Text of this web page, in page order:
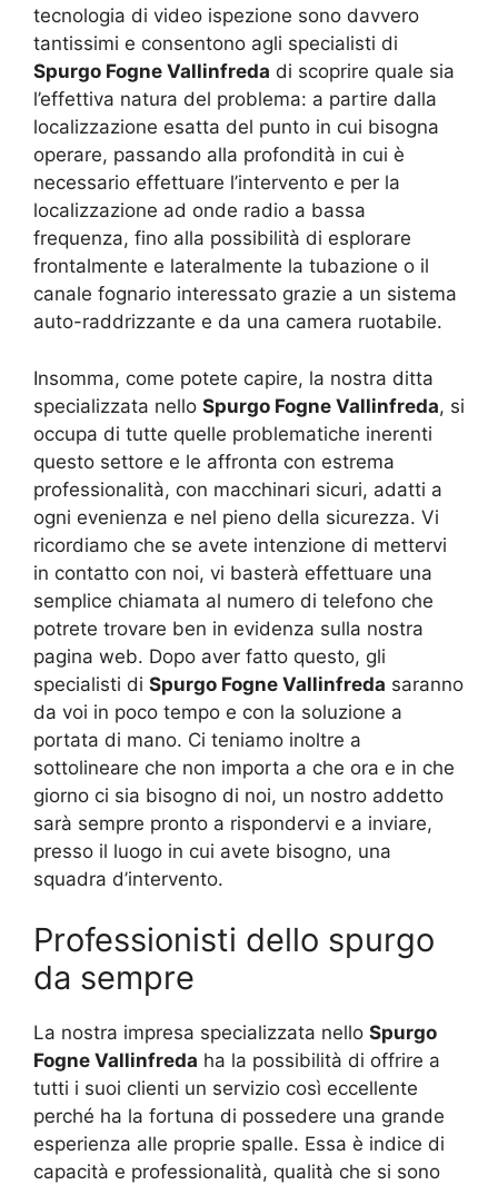
tecnologia di video ispezione sono davvero
tantissimi e consentono agli specialisti di
Spurgo Fogne Vallinfreda di scoprire quale sia
l’effettiva natura del problema: a partire dalla
localizzazione esatta del punto in cui bisogna
operare, passando alla profondità in cui è
necessario effettuare l’intervento e per la
localizzazione ad onde radio a bassa
frequenza, fino alla possibilità di esplorare
frontalmente e lateralmente la tubazione o il
canale fognario interessato grazie a un sistema
auto-raddrizzante e da una camera ruotabile.
Insomma, come potete capire, la nostra ditta
specializzata nello Spurgo Fogne Vallinfreda, si
occupa di tutte quelle problematiche inerenti
questo settore e le affronta con estrema
professionalità, con macchinari sicuri, adatti a
ogni evenienza e nel pieno della sicurezza. Vi
ricordiamo che se avete intenzione di mettervi
in contatto con noi, vi basterà effettuare una
semplice chiamata al numero di telefono che
potrete trovare ben in evidenza sulla nostra
pagina web. Dopo aver fatto questo, gli
specialisti di Spurgo Fogne Vallinfreda saranno
da voi in poco tempo e con la soluzione a
portata di mano. Ci teniamo inoltre a
sottolineare che non importa a che ora e in che
giorno ci sia bisogno di noi, un nostro addetto
sarà sempre pronto a rispondervi e a inviare,
presso il luogo in cui avete bisogno, una
squadra d’intervento.
Professionisti dello spurgo
da sempre
La nostra impresa specializzata nello Spurgo
Fogne Vallinfreda ha la possibilità di offrire a
tutti i suoi clienti un servizio così eccellente
perché ha la fortuna di possedere una grande
esperienza alle proprie spalle. Essa è indice di
capacità e professionalità, qualità che si sono